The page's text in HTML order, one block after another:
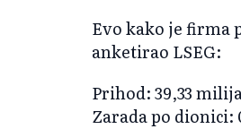
Evo kako je firma
anketirao LSEG:
Prihod: 39,33
Zarada po dionici: